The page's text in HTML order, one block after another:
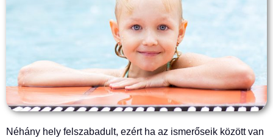
Néhány hely felszabadult, ezért ha az ismerőseik között van